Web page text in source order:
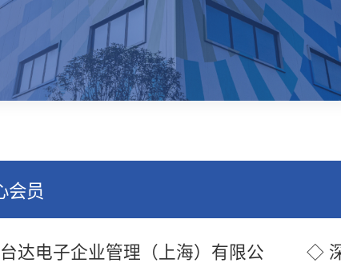
会员
达电子企业管理（上海）有限公
◇